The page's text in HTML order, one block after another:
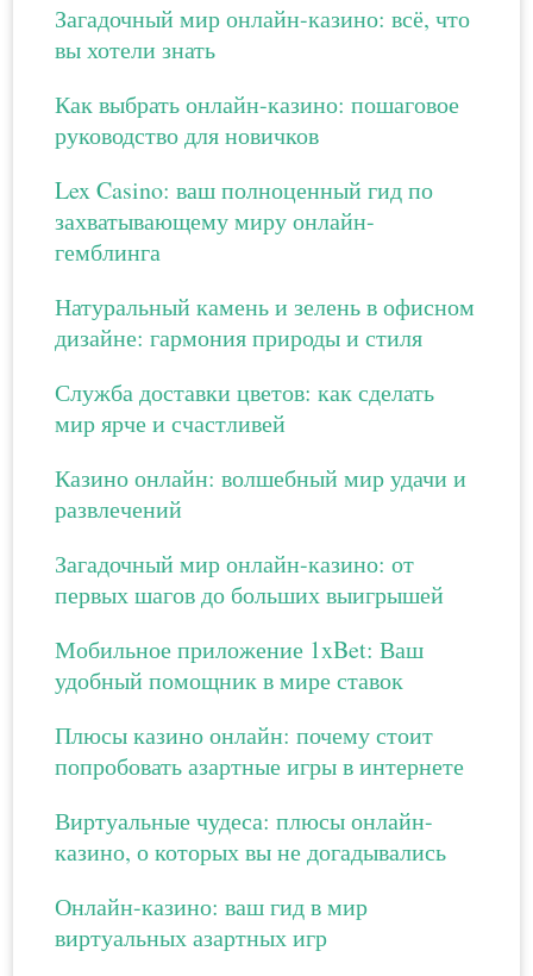
Загадочный мир онлайн-казино: всё, что
вы хотели знать
Как выбрать онлайн-казино: пошаговое
руководство для новичков
Lex Casino: ваш полноценный гид по
захватывающему миру онлайн-
гемблинга
Натуральный камень и зелень в офисном
дизайне: гармония природы и стиля
Служба доставки цветов: как сделать
мир ярче и счастливей
Казино онлайн: волшебный мир удачи и
развлечений
Загадочный мир онлайн-казино: от
первых шагов до больших выигрышей
Мобильное приложение 1xBet: Ваш
удобный помощник в мире ставок
Плюсы казино онлайн: почему стоит
попробовать азартные игры в интернете
Виртуальные чудеса: плюсы онлайн-
казино, о которых вы не догадывались
Онлайн-казино: ваш гид в мир
виртуальных азартных игр